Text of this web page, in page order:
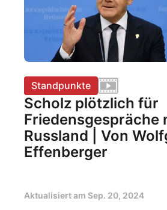
Standpunkte
Scholz plötzlich für
Friedensgespräche
Russland | Von
Effenberger
Aktualisiert am Sep. 20, 2024